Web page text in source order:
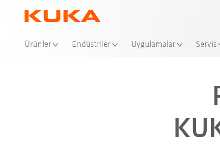
Ürünler Endüstriler Uygulamalar Servis